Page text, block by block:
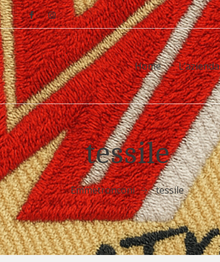
Home L’azienda
tessile
Emmetronconi tessile